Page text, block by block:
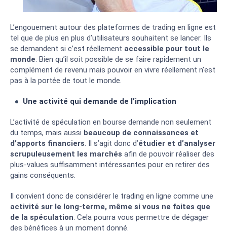
L’engouement autour des plateformes de trading en ligne est
tel que de plus en plus d’utilisateurs souhaitent se lancer. Ils
se demandent si c’est réellement accessible pour tout le
monde. Bien qu’il soit possible de se faire rapidement un
complément de revenu mais pouvoir en vivre réellement n’est
pas à la portée de tout le monde.
Une activité qui demande de l’implication
L’activité de spéculation en bourse demande non seulement
du temps, mais aussi beaucoup de connaissances et
d’apports financiers. Il s’agit donc d’étudier et d’analyser
scrupuleusement les marchés afin de pouvoir réaliser des
plus-values suffisamment intéressantes pour en retirer des
gains conséquents.
Il convient donc de considérer le trading en ligne comme une
activité sur le long-terme, même si vous ne faites que
de la spéculation. Cela pourra vous permettre de dégager
des bénéfices à un moment donné.